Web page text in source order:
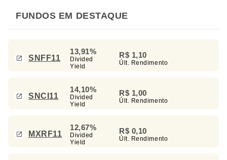
FUNDOS EM DESTAQUE
SNFF11
13,91%
Divided
Yield
R$ 1,10
Últ. Rendimento
SNCI11
14,10%
Divided
Yield
R$ 1,00
Últ. Rendimento
MXRF11
12,67%
Divided
Yield
R$ 0,10
Últ. Rendimento